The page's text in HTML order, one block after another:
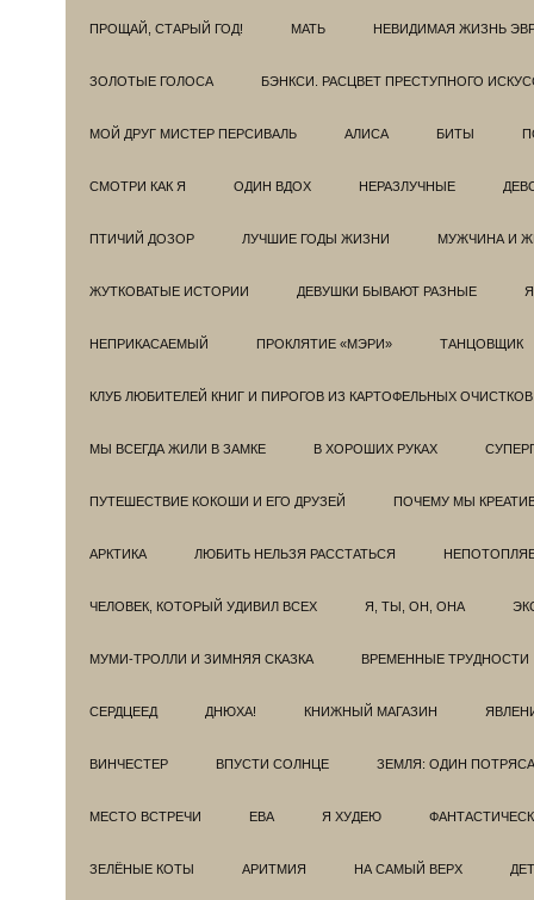
ПРОЩАЙ, СТАРЫЙ ГОД! МАТЬ НЕВИДИМАЯ ЖИЗНЬ
ЗОЛОТЫЕ ГОЛОСА БЭНКСИ. РАСЦВЕТ ПРЕСТУПНОГО
МОЙ ДРУГ МИСТЕР ПЕРСИВАЛЬ АЛИСА БИТЫ
СМОТРИ КАК Я ОДИН ВДОХ НЕРАЗЛУЧНЫЕ
ПТИЧИЙ ДОЗОР ЛУЧШИЕ ГОДЫ ЖИЗНИ МУЖЧИНА И
ЖУТКОВАТЫЕ ИСТОРИИ ДЕВУШКИ БЫВАЮТ РАЗНЫЕ
НЕПРИКАСАЕМЫЙ ПРОКЛЯТИЕ «МЭРИ» ТАНЦОВЩИК
КЛУБ ЛЮБИТЕЛЕЙ КНИГ И ПИРОГОВ ИЗ КАРТОФЕЛЬНЫХ ОЧИСТКОВ
МЫ ВСЕГДА ЖИЛИ В ЗАМКЕ В ХОРОШИХ РУКАХ
ПУТЕШЕСТВИЕ КОКОШИ И ЕГО ДРУЗЕЙ ПОЧЕМУ МЫ
АРКТИКА ЛЮБИТЬ НЕЛЬЗЯ РАССТАТЬСЯ
ЧЕЛОВЕК, КОТОРЫЙ УДИВИЛ ВСЕХ Я, ТЫ, ОН, ОНА
МУМИ-ТРОЛЛИ И ЗИМНЯЯ СКАЗКА ВРЕМЕННЫЕ ТРУДНОСТИ
СЕРДЦЕЕД ДНЮХА! КНИЖНЫЙ МАГАЗИН
ВИНЧЕСТЕР ВПУСТИ СОЛНЦЕ ЗЕМЛЯ: ОДИН
МЕСТО ВСТРЕЧИ ЕВА Я ХУДЕЮ
ЗЕЛЁНЫЕ КОТЫ АРИТМИЯ НА САМЫЙ ВЕРХ